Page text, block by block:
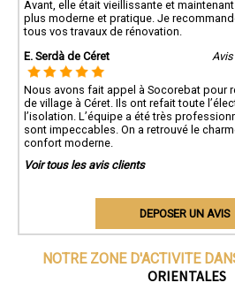
Avant, elle était vieillissante et
plus moderne et pratique. Je
tous vos travaux de rénovation.
E. Serdà de Céret
Nous avons fait appel à Socorebat pour
de village à Céret. Ils ont refait toute
l’isolation. L’équipe a été très
sont impeccables. On a retrouvé le
confort moderne.
Voir tous les avis clients
DEPOSER UN AVIS
NOTRE ZONE D'ACTIVITE
ORIENTALES